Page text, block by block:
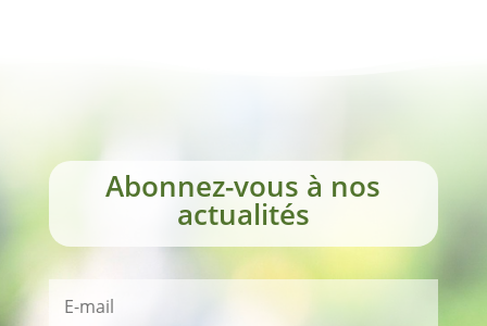
Abonnez-vous à nos
actualités